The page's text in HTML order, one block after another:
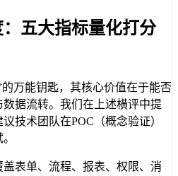
五大指标量化打分
万能钥匙，其核心价值在于能否
据流转。我们在上述横评中提
技术团队在POC（概念验证）
表单、流程、报表、权限、消